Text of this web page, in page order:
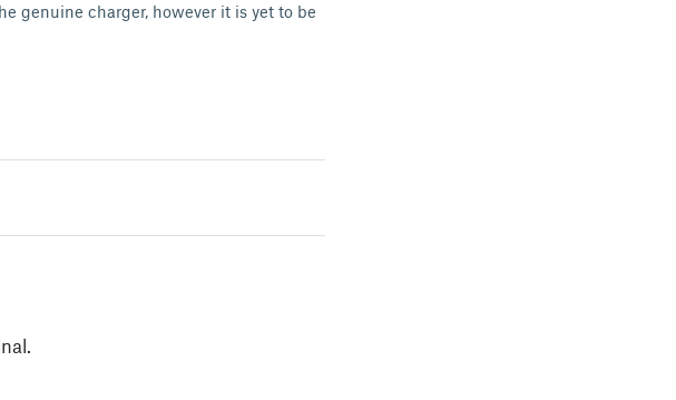
genuine charger, however it is yet to be